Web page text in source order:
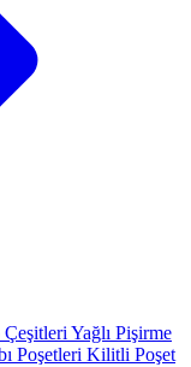
Yağlı Pişirme
Poşetleri Kilitli Poşet